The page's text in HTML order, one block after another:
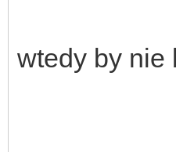
wtedy by nie